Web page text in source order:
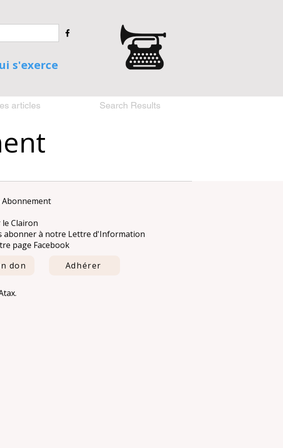
s'exerce
articles Search Results
Abonnement​
Clairon
abonner à notre Lettre d'Information
page Facebook
don
Adhérer